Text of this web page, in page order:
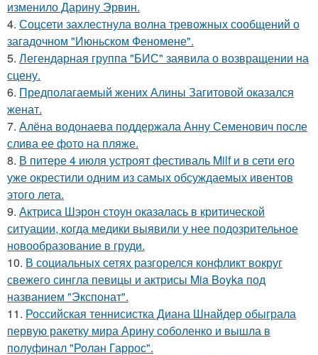
изменило Дарину Эрвин.
4. Соцсети захлестнула волна тревожных сообщений о
загадочном "Июньском Феномене".
5. Легендарная группа "БИС" заявила о возвращении на
сцену.
6. Предполагаемый жених Алины Загитовой оказался
женат.
7. Алёна водонаева поддержала Анну Семенович после
слива ее фото на пляже.
8. В питере 4 июля устроят фестиваль Milf и в сети его
уже окрестили одним из самых обсуждаемых ивентов
этого лета.
9. Актриса Шэрон стоун оказалась в критической
ситуации, когда медики выявили у нее подозрительное
новообразование в груди.
10. В социальных сетях разгорелся конфликт вокруг
свежего сингла певицы и актрисы Mia Boyka под
названием "Экспонат".
11. Российская теннисистка Диана Шнайдер обыграла
первую ракетку мира Арину соболенко и вышла в
полуфинал "Ролан Гаррос".